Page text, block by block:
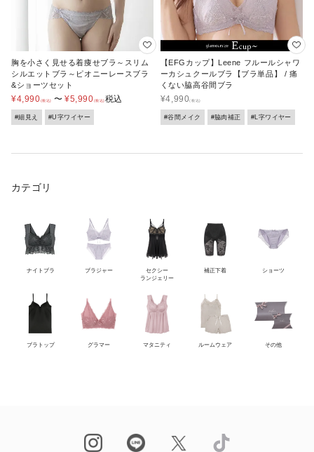
胸を小さく見せる着痩せブラ～スリム
シルエットブラ～ピオニーレースブラ
&ショーツセット
¥4,990 〜 ¥5,990 税込
#細見え #U字ワイヤー
【EFGカップ】Leene フルールシャワ
ーカシュクールブラ【ブラ単品】 / 痛
くない脇高谷間ブラ
¥4,990
#谷間メイク #脇肉補正 #L字ワイヤー
カテゴリ
ナイトブラ ブラジャー
セクシー
ランジェリー
補正下着 ショーツ
ブラトップ グラマー マタニティ ルームウェア その他